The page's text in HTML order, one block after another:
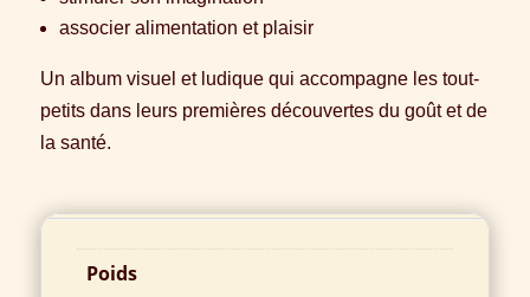
associer alimentation et plaisir
Un album visuel et ludique qui accompagne les tout-
petits dans leurs premières découvertes du goût et de
la santé.
Poids